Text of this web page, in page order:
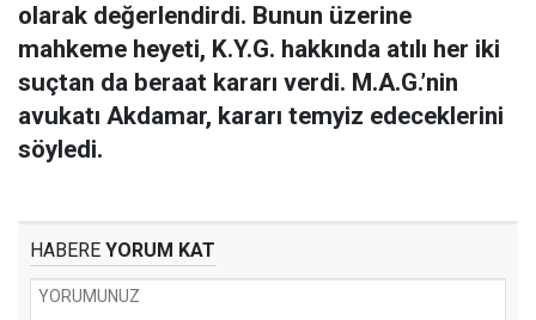
olarak değerlendirdi. Bunun üzerine
mahkeme heyeti, K.Y.G. hakkında atılı her iki
suçtan da beraat kararı verdi. M.A.G.’nin
avukatı Akdamar, kararı temyiz edeceklerini
söyledi.
HABERE YORUM KAT